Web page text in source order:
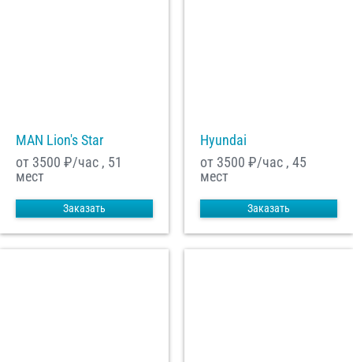
MAN Lion's Star
от 3500 ₽/час , 51
мест
Заказать
Hyundai
от 3500 ₽/час , 45
мест
Заказать